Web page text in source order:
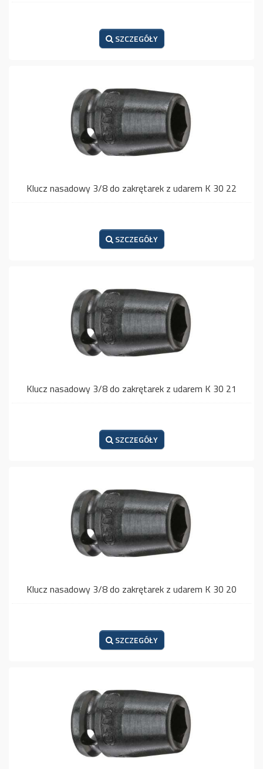
SZCZEGÓŁY
Klucz nasadowy 3/8 do zakrętarek z udarem K 30 22
SZCZEGÓŁY
Klucz nasadowy 3/8 do zakrętarek z udarem K 30 21
SZCZEGÓŁY
Klucz nasadowy 3/8 do zakrętarek z udarem K 30 20
SZCZEGÓŁY